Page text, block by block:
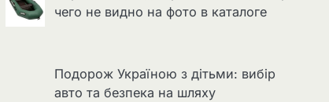
чего не видно на фото в каталоге
Подорож Україною з дітьми: вибір
авто та безпека на шляху